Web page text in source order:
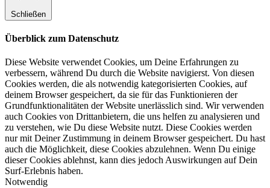
Schließen
Überblick zum Datenschutz
Diese Website verwendet Cookies, um Deine Erfahrungen zu
verbessern, während Du durch die Website navigierst. Von diesen
Cookies werden, die als notwendig kategorisierten Cookies, auf
deinem Browser gespeichert, da sie für das Funktionieren der
Grundfunktionalitäten der Website unerlässlich sind. Wir verwenden
auch Cookies von Drittanbietern, die uns helfen zu analysieren und
zu verstehen, wie Du diese Website nutzt. Diese Cookies werden
nur mit Deiner Zustimmung in deinem Browser gespeichert. Du hast
auch die Möglichkeit, diese Cookies abzulehnen. Wenn Du einige
dieser Cookies ablehnst, kann dies jedoch Auswirkungen auf Dein
Surf-Erlebnis haben.
Notwendig